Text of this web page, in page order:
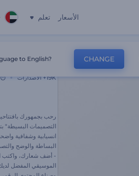
الأسعار تعلم
19K+ الاصدارات
رحب بجمهورك
التصميمات البسيطة"
انسيابية وشفافية
البساطة والوضح
- أضف شعارك، واكتب
الموسيقي المفضل
to English? CHANGE